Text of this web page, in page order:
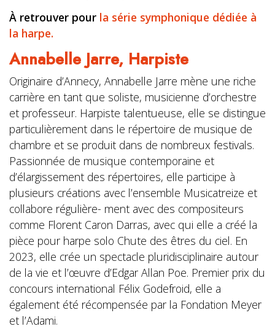
À retrouver pour la série symphonique dédiée à
la harpe.
Annabelle Jarre, Harpiste
Originaire d’Annecy, Annabelle Jarre mène une riche
carrière en tant que soliste, musicienne d’orchestre
et professeur. Harpiste talentueuse, elle se distingue
particulièrement dans le répertoire de musique de
chambre et se produit dans de nombreux festivals.
Passionnée de musique contemporaine et
d’élargissement des répertoires, elle participe à
plusieurs créations avec l’ensemble Musicatreize et
collabore régulière- ment avec des compositeurs
comme Florent Caron Darras, avec qui elle a créé la
pièce pour harpe solo Chute des êtres du ciel. En
2023, elle crée un spectacle pluridisciplinaire autour
de la vie et l’œuvre d’Edgar Allan Poe. Premier prix du
concours international Félix Godefroid, elle a
également été récompensée par la Fondation Meyer
et l’Adami.